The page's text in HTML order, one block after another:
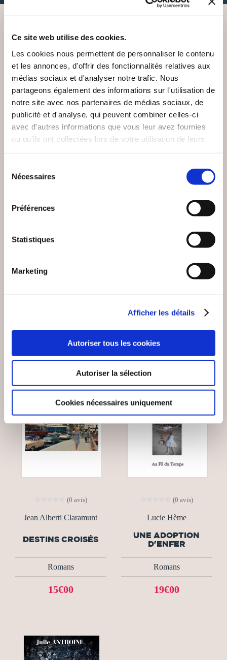
Ce site web utilise des cookies.
Les cookies nous permettent de personnaliser le contenu
et les annonces, d'offrir des fonctionnalités relatives aux
médias sociaux et d'analyser notre trafic. Nous
partageons également des informations sur l'utilisation de
notre site avec nos partenaires de médias sociaux, de
publicité et d'analyse, qui peuvent combiner celles-ci
avec d'autres informations que vous leur avez fournies
ou qu'ils ont collectées lors de votre utilisation de leurs
Nécessaires
Préférences
Statistiques
Marketing
Afficher les détails
Autoriser tous les cookies
Autoriser la sélection
Cookies nécessaires uniquement
VOUS AIMEREZ AUSSI
Julie ANTHOINE
OMBRE
Romans
Damien LANDEAU
TOURMENTES
Romans
18€00
(0 avis)
Jean Alberti Claramunt
DESTINS CROISÉS
Romans
15€00
(0 avis)
Lucie Hème
UNE ADOPTION
D'ENFER
Romans
19€00